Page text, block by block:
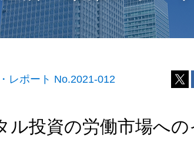
レポート No.2021-012
ル投資の労働市場へ